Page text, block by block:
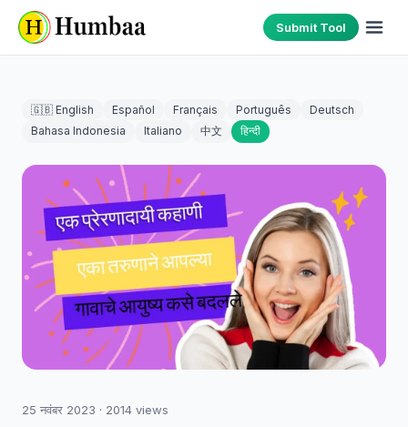
Submit Tool
🇬🇧 English Español Français Português
Deutsch
Bahasa Indonesia
Italiano 中文 हिन्दी
25 नवंबर 2023 · 2014 views